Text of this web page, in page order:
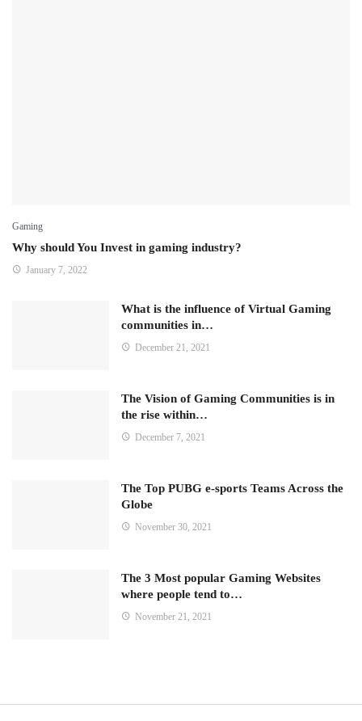
Gaming
Why should You Invest in gaming industry?
January 7, 2022
What is the influence of Virtual Gaming
communities in…
December 21, 2021
The Vision of Gaming Communities is in
the rise within…
December 7, 2021
The Top PUBG e-sports Teams Across the
Globe
November 30, 2021
The 3 Most popular Gaming Websites
where people tend to…
November 21, 2021